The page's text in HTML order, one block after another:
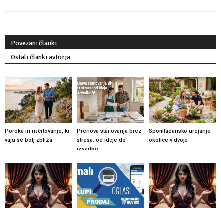
Povezani članki
Ostali članki avtorja
Poroka in načrtovanje, ki
vaju še bolj zbliža
Prenova stanovanja brez
stresa: od ideje do
izvedbe
Spomladansko urejanje
okolice v dvoje